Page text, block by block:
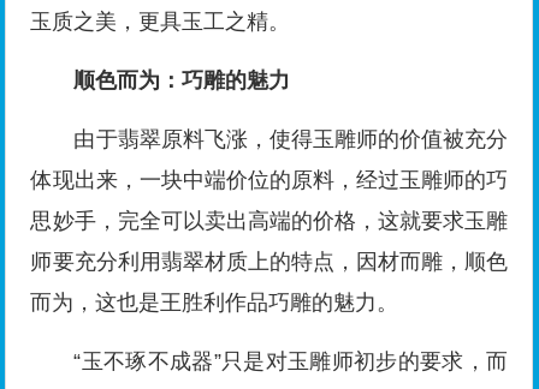
玉质之美，更具玉工之精。
顺色而为：巧雕的魅力
由于翡翠原料飞涨，使得玉雕师的价值被充分
体现出来，一块中端价位的原料，经过玉雕师的巧
思妙手，完全可以卖出高端的价格，这就要求玉雕
师要充分利用翡翠材质上的特点，因材而雕，顺色
而为，这也是王胜利作品巧雕的魅力。
“玉不琢不成器”只是对玉雕师初步的要求，而